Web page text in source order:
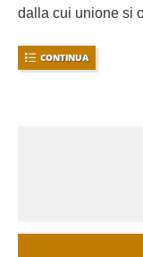
dalla cui unione si
CONTINUA